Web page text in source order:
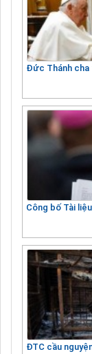
Đức Thánh cha
Công bố Tài
ĐTC cầu